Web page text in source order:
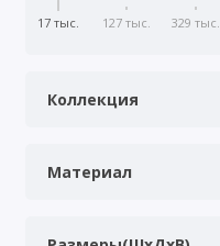
17 тыс. 127 тыс. 329 тыс.
Коллекция
Материал